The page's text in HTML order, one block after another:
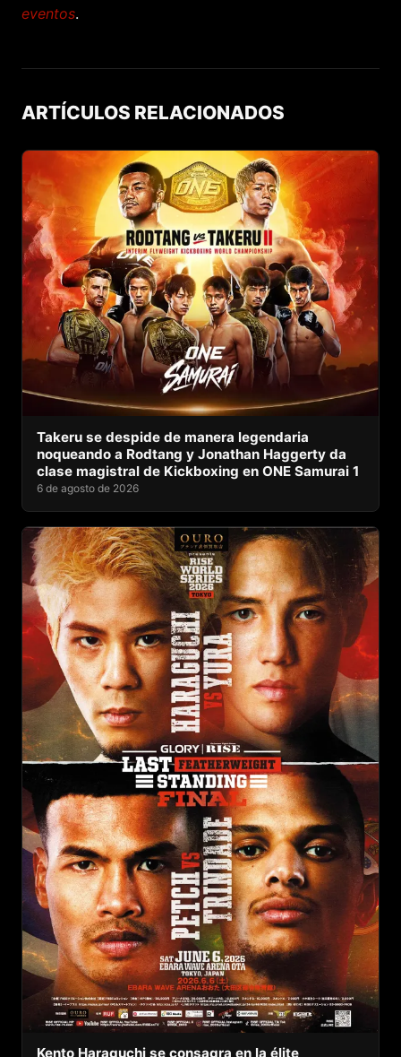
eventos.
ARTÍCULOS RELACIONADOS
Takeru se despide de manera legendaria
noqueando a Rodtang y Jonathan Haggerty da
clase magistral de Kickboxing en ONE Samurai 1
6 de agosto de 2026
Kento Haraguchi se consagra en la élite